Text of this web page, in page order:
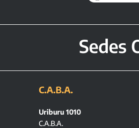
Sedes
C.A.B.A.
Uriburu 1010
C.A.B.A.